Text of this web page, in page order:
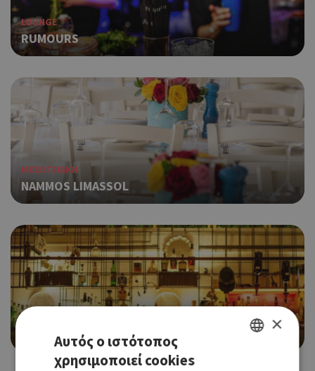
LOUNGE
RUMOURS
ΜΕΣΟΓΕΙΑΚΗ
NAMMOS LIMASSOL
COCKTAIL BAR, WINE BAR
ΜΑΝΤΑΜ ×
Αυτός ο ιστότοπος
χρησιμοποιεί cookies